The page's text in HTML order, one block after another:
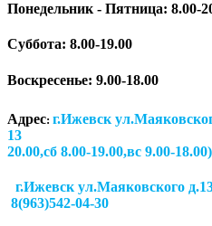
Понедельник - Пятница: 8.00-
Суббота: 8.00-19.00
Воскресенье: 9.00-18.00
Адрес: г.Ижевск
13 (Пн-
20.00,сб 8.00-19.00,вс 9.00-18.00)
г.Ижевск
8(963)542-04-30